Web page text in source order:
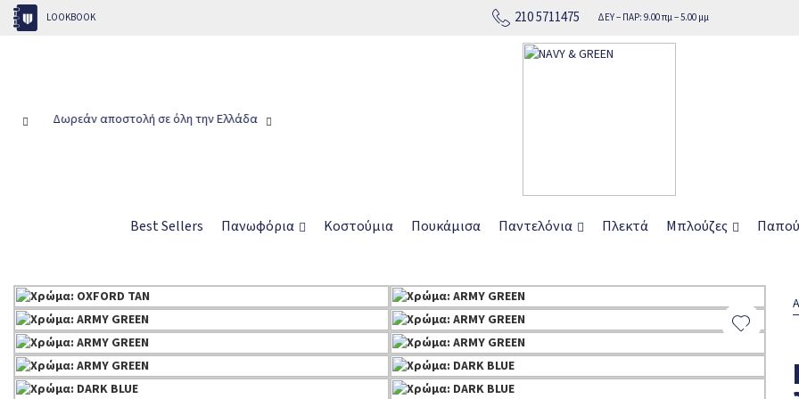
LOOKBOOK 210 5711475 ΔΕΥ − ΠΑΡ: 9.00 πμ − 5.00 μμ
Παράδοση σε 1-3 εργάσιμες ημέρες
Best Sellers Πανωφόρια Κοστούμια Πουκάμισα Παντελόνια Πλεκτά Μπλούζες